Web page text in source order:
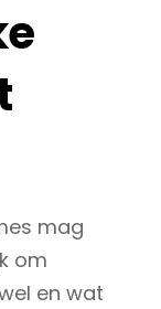
mag
om
en wat